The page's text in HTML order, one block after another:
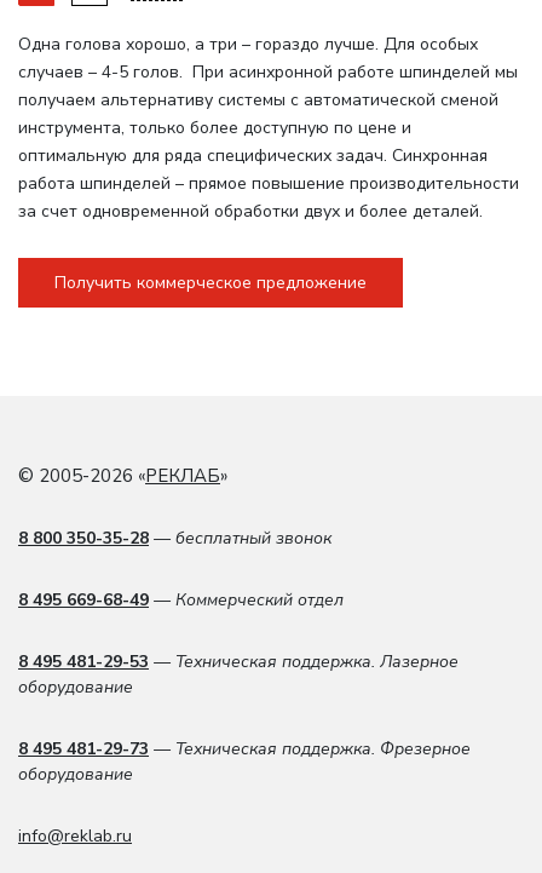
Одна голова хорошо, а три – гораздо лучше. Для особых
случаев – 4-5 голов. При асинхронной работе шпинделей мы
получаем альтернативу системы с автоматической сменой
инструмента, только более доступную по цене и
оптимальную для ряда специфических задач. Синхронная
работа шпинделей – прямое повышение производительности
за счет одновременной обработки двух и более деталей.
Получить коммерческое предложение
© 2005-2026 «РЕКЛАБ»
8 800 350-35-28 — бесплатный звонок
8 495 669-68-49 — Коммерческий отдел
8 495 481-29-53 — Техническая поддержка. Лазерное
оборудование
8 495 481-29-73 — Техническая поддержка. Фрезерное
оборудование
info@reklab.ru